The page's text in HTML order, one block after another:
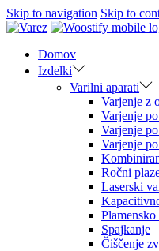
Skip to navigation Skip to
Domov
Izdelki
Varilni aparati
Varjenje z
Varjenje
Varjenje
Varjenje
Ročni
Laserski
Plamensko
Spajkanje
Čiščenje